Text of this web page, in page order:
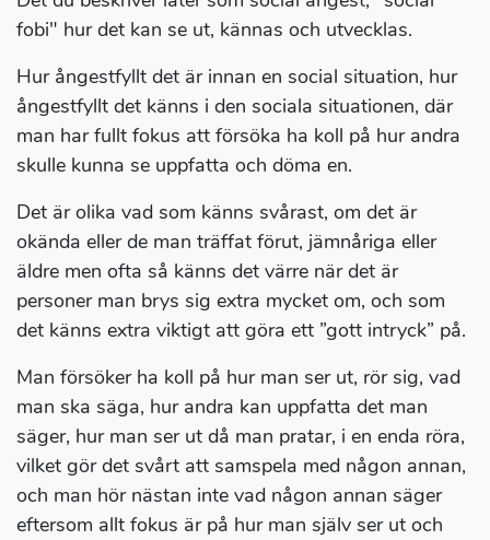
fobi" hur det kan se ut, kännas och utvecklas.
Hur ångestfyllt det är innan en social situation, hur
ångestfyllt det känns i den sociala situationen, där
man har fullt fokus att försöka ha koll på hur andra
skulle kunna se uppfatta och döma en.
Det är olika vad som känns svårast, om det är
okända eller de man träffat förut, jämnåriga eller
äldre men ofta så känns det värre när det är
personer man brys sig extra mycket om, och som
det känns extra viktigt att göra ett ”gott intryck” på.
Man försöker ha koll på hur man ser ut, rör sig, vad
man ska säga, hur andra kan uppfatta det man
säger, hur man ser ut då man pratar, i en enda röra,
vilket gör det svårt att samspela med någon annan,
och man hör nästan inte vad någon annan säger
eftersom allt fokus är på hur man själv ser ut och